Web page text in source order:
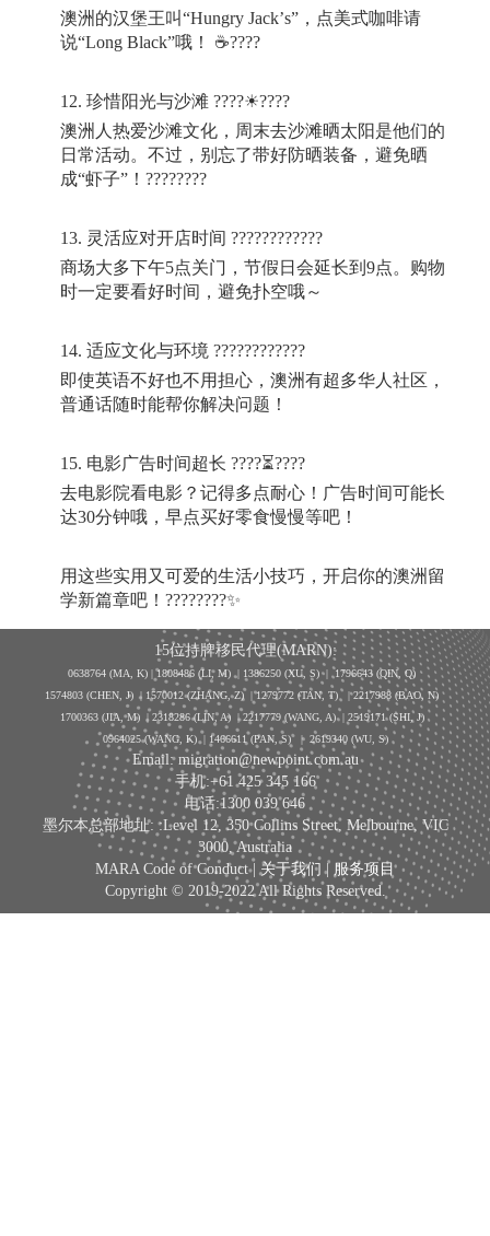
澳洲的汉堡王叫“Hungry Jack’s”，点美式咖啡请
说“Long Black”哦！ ☕????
12. 珍惜阳光与沙滩 ????☀????
澳洲人热爱沙滩文化，周末去沙滩晒太阳是他们的
日常活动。不过，别忘了带好防晒装备，避免晒
成“虾子”！ ????????
13. 灵活应对开店时间 ????????????
商场大多下午5点关门，节假日会延长到 9点。购物
时一定要看好时间，避免扑空哦～
14. 适应文化与环境 ????????????
即使英语不好也不用担心，澳洲有超多华人社区，
普通话随时能帮你解决问题！
15. 电影广告时间超长 ????⏳????
去电影院看电影？记得多点耐心！广告时间可能长
达30分钟哦，早点买好零食慢慢等吧！
用这些实用又可爱的生活小技巧，开启你的澳洲留
学新篇章吧！ ????????✨
15位持牌移民代理(MARN):
0638764 (MA, K) |1808486 (LI, M) | 1386250 (XU, S)| 1796643 (QIN, Q)
1574803 (CHEN, J) | 1570012 (ZHANG, Z) | 1279772 (TAN, T) | 2217988 (BAO, N)
1700363 (JIA, M) | 2318286 (LIN, A) | 2217779 (WANG, A) | 2519171 (SHI, J)
0964025 (WANG, K) | 1466611 (PAN, S)| 2619340 (WU, S)
Email: migration@newpoint.com.au
手机:+61 425 345 166
电话:1300 039 646
墨尔本总部地址: :Level 12, 350 Collins Street, Melbourne, VIC
3000, Australia
MARA Code of Conduct |关于我们 | 服务项目
Copyright © 2019-2022 All Rights Reserved.